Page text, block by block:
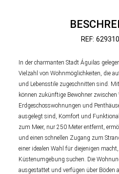
REF:
In der charmanten Stadt Águilas
Vielzahl von Wohnmöglichkeiten, die
und Lebensstile zugeschnitten sind.
können zukünftige Bewohner zwischen
Erdgeschosswohnungen und
ausgelegt sind, Komfort und
zum Meer, nur 250 Meter entfernt,
und einen schnellen Zugang zum
einer idealen Wahl für diejenigen
Küstenumgebung suchen. Die
ausgestattet und verfügen über Böden